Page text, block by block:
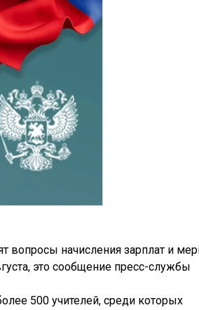
вопросы начисления зарплат и
это сообщение пресс-службы
500 учителей, среди которых